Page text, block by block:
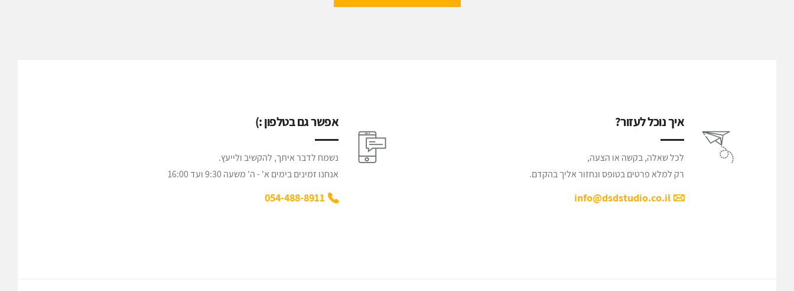
איך נוכל לעזור?
לכל שאלה, בקשה או הצעה,
רק למלא פרטים בטופס ונחזור אליך בהקדם.
info@dsdstudio.co.il
אפשר גם בטלפון :)
נשמח לדבר איתך, להקשיב ולייעץ.
אנחנו זמינים בימים א' - ה' משעה 9:30 ועד 16:00
054-488-8911